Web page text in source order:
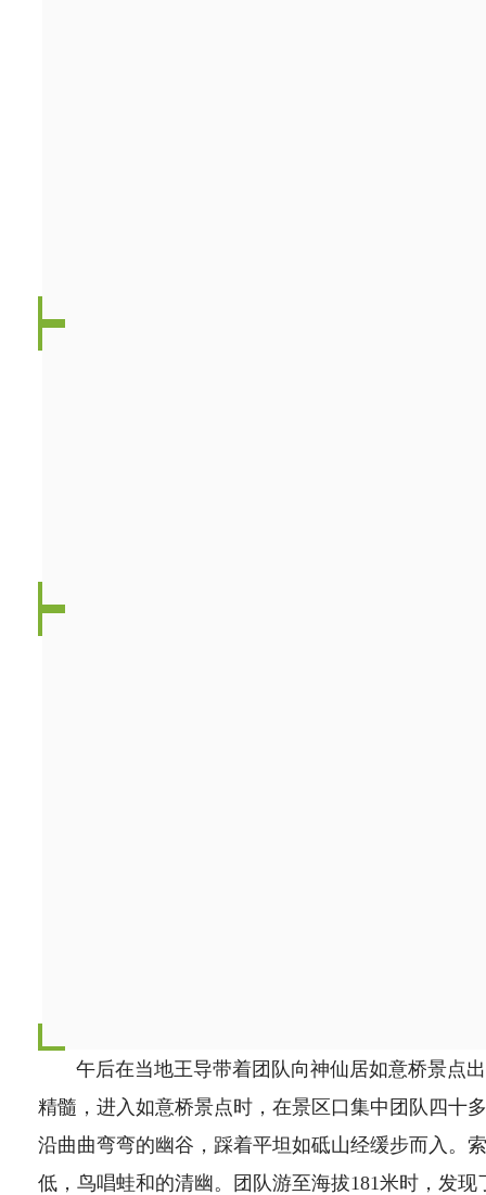
午后在当地王导带着团队向神仙居如意桥景点出
精髓，进入如意桥景点时，在景区口集中团队四十
沿曲曲弯弯的幽谷，踩着平坦如砥山经缓步而入。
低，鸟唱蛙和的清幽。团队游至海拔181米时，发